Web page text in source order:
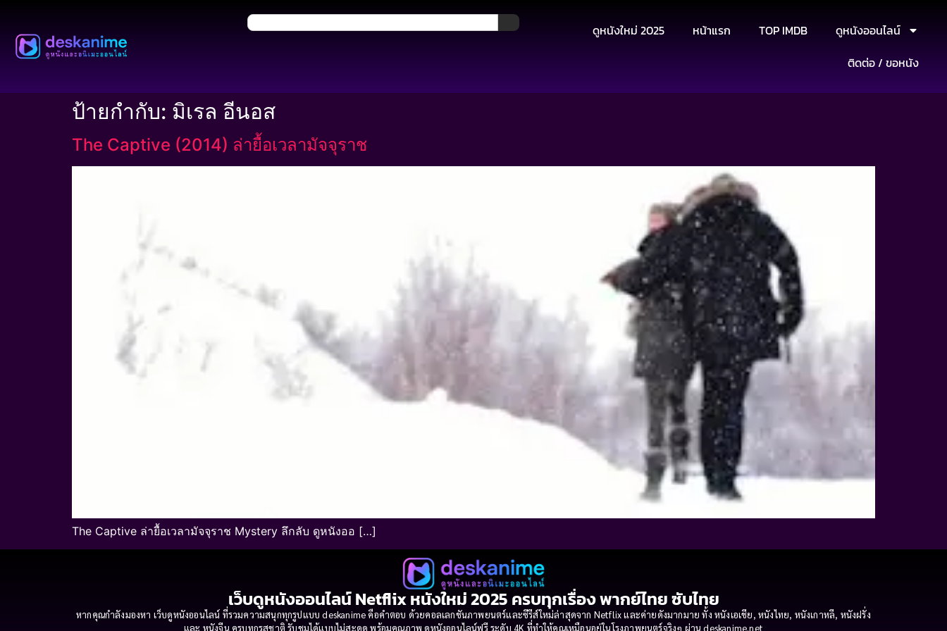
ดูหนังใหม่ 2025 หน้าแรก TOP IMDB
ดูหนังออนไลน์
ติดต่อ / ขอหนัง
ป้ายกำกับ: มิเรล อีนอส
The Captive (2014) ล่ายื้อเวลามัจจุราช
The Captive ล่ายื้อเวลามัจจุราช Mystery ลึกลับ ดูหนังออ […]
เว็บดูหนังออนไลน์ Netflix หนังใหม่ 2025 ครบทุกเรื่อง พากย์ไทย ซับไทย
หากคุณกำลังมองหา เว็บดูหนังออนไลน์ ที่รวมความสนุกทุกรูปแบบ deskanime คือคำตอบ ด้วยคอลเลกชันภาพยนตร์และซีรีส์ใหม่ล่าสุดจาก Netflix และค่ายดังมากมาย ทั้ง หนังเอเชีย, หนังไทย, หนังเกาหลี, หนังฝรั่ง
และ หนังจีน ครบทุกรสชาติ รับชมได้แบบไม่สะดุด พร้อมคุณภาพ ดูหนังออนไลน์ฟรี ระดับ 4K ที่ทำให้คุณเหมือนอยู่ในโรงภาพยนตร์จริงๆ ผ่าน deskanime.net